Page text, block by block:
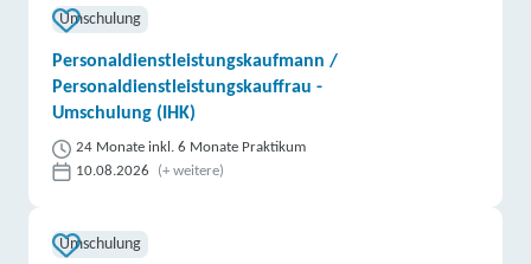
Umschulung
Personaldienstleistungskaufmann /
Personaldienstleistungskauffrau -
Umschulung (IHK)
24 Monate inkl. 6 Monate Praktikum
10.08.2026
(+ weitere)
Umschulung